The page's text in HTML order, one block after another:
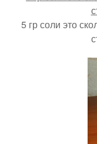
5 гр соли это